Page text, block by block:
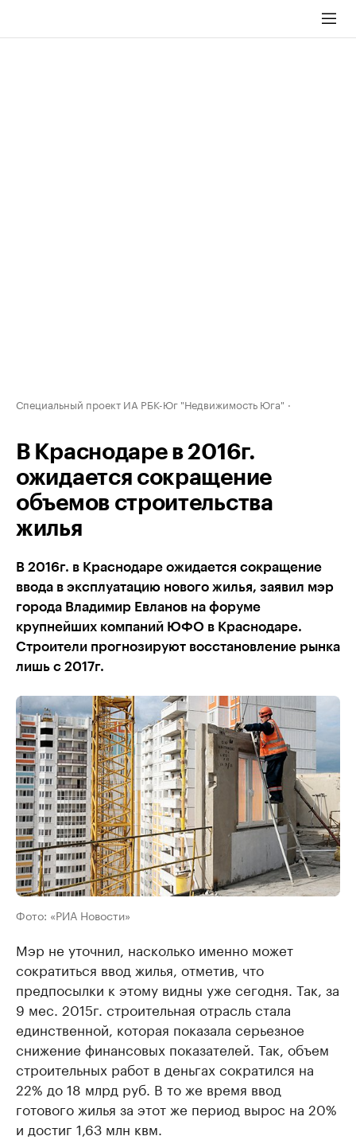
Специальный проект ИА РБК-Юг "Недвижимость Юга"
В Краснодаре в 2016г.
ожидается сокращение
объемов строительства
жилья
В 2016г. в Краснодаре ожидается сокращение
ввода в эксплуатацию нового жилья, заявил мэр
города Владимир Евланов на форуме
крупнейших компаний ЮФО в Краснодаре.
Строители прогнозируют восстановление рынка
лишь с 2017г.
Фото: «РИА Новости»
Мэр не уточнил, насколько именно может
сократиться ввод жилья, отметив, что
предпосылки к этому видны уже сегодня. Так, за
9 мес. 2015г. строительная отрасль стала
единственной, которая показала серьезное
снижение финансовых показателей. Так, объем
строительных работ в деньгах сократился на
22% до 18 млрд руб. В то же время ввод
готового жилья за этот же период вырос на 20%
и достиг 1,63 млн квм.